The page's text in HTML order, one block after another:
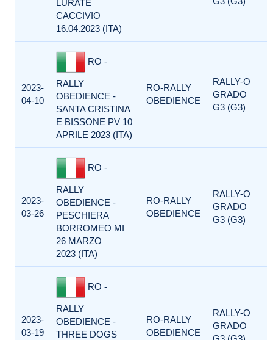
LURATE
CACCIVIO
16.04.2023 (ITA)
2023-
04-10
RO -
RALLY
OBEDIENCE -
SANTA CRISTINA
E BISSONE PV 10
APRILE 2023 (ITA)
RO-RALLY
OBEDIENCE
RALLY-O
GRADO
G3 (G3)
2023-
03-26
RO -
RALLY
OBEDIENCE -
PESCHIERA
BORROMEO MI
26 MARZO
2023 (ITA)
RO-RALLY
OBEDIENCE
RALLY-O
GRADO
G3 (G3)
2023-
03-19
RO -
RALLY
OBEDIENCE -
THREE DOGS
RO-RALLY
OBEDIENCE
RALLY-O
GRADO